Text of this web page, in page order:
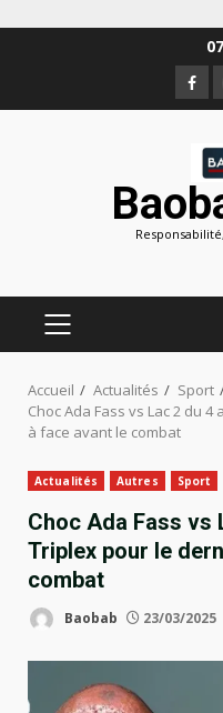
MENU
PRINCIPAL
Accueil Actualités
Sport
Choc Ada Fass vs Lac 2 du
à face avant le combat
Actualités Autres Sport
Choc Ada Fass vs
Triplex pour le
combat
Baobab 23/03/2025